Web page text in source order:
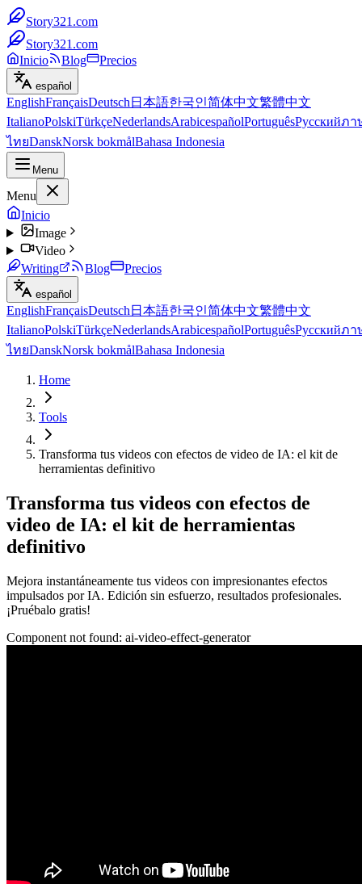
Story321.com
Story321.com
Inicio
Blog Precios
español
EnglishFrançaisDeutsch 日本語한국인简体中文繁體中文
ItalianoPolskiTürkçeNederlandsArabicespañolPortuguêsРусскийภา
ไทยDanskNorsk bokmålBahasa Indonesia
Menu
Menu
Inicio
Image
Video
Writing
Blog Precios
español
EnglishFrançaisDeutsch 日本語한국인简体中文繁體中文
ItalianoPolskiTürkçeNederlandsArabicespañolPortuguêsРусскийภา
ไทยDanskNorsk bokmålBahasa Indonesia
Home
Tools
Transforma tus videos con efectos de video de IA: el kit de
herramientas definitivo
Transforma tus videos con efectos de
video de IA: el kit de herramientas
definitivo
Mejora instantáneamente tus videos con impresionantes efectos
impulsados por IA. Edición sin esfuerzo, resultados profesionales.
¡Pruébalo gratis!
Component not found: ai-video-effect-generator